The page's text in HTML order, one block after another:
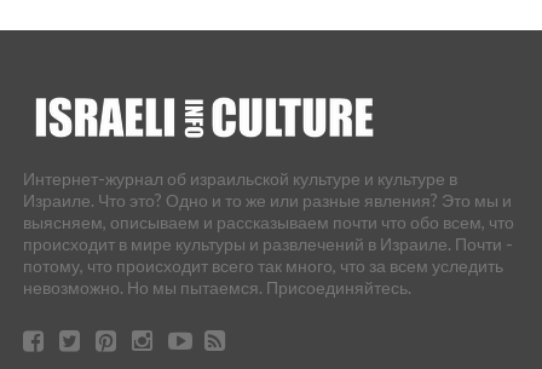
Интернет-журнал об израильской культуре и культуре в
Израиле. Что это? Одно и то же или разные явления? Это мы и
выясняем, описываем и рассказываем почти что обо всем, что
происходит в мире культуры и развлечений в Израиле. Почти -
потому, что происходит всего так много, что за всем уследить
невозможно. Но мы пытаемся. Присоединяйтесь.